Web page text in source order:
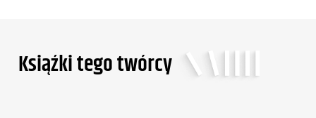
Ksiąźki tego twórcy